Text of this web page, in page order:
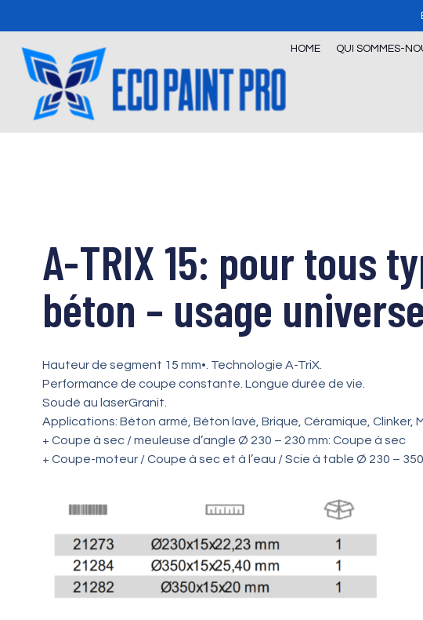
to
content
HOME QUI SOMMES-
A-TRIX 15: pour tous
béton – usage
Hauteur de segment 15 mm•. Technologie A-TriX.
Performance de coupe constante. Longue durée de vie.
Soudé au laserGranit.
Applications: Béton armé, Béton lavé, Brique, Céramique, Clinker,
+ Coupe à sec / meuleuse d’angle Ø 230 – 230 mm: Coupe à sec
+ Coupe-moteur / Coupe à sec et à l’eau / Scie à table Ø 230 –